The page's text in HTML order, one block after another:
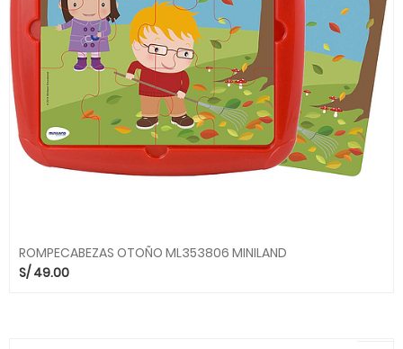
ROMPECABEZAS OTOÑO ML353806 MINILAND
S/ 49.00